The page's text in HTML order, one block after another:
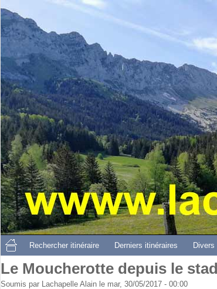
Le Moucherotte depuis le
Soumis par Lachapelle Alain le mar, 30/05/2017 - 00:00
Rechercher itinéraire Derniers itinéraires Divers